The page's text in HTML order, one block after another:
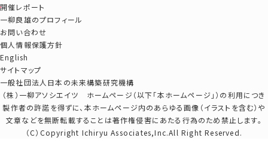
開催レポート
一柳良雄のプロフィール
お問い合わせ
個人情報保護方針
English
サイトマップ
一般社団法人日本の未来構築研究機構
（株）一柳アソシエイツ ホームページ（以下「本ホームページ」）の利用につき
製作者の許諾を得ずに、本ホームページ内のあらゆる画像（イラストを含む）や
文章などを無断転載することは著作権侵害にあたる行為のため禁止します。
（C）Copyright Ichiryu Associates,Inc.All Right Reserved.